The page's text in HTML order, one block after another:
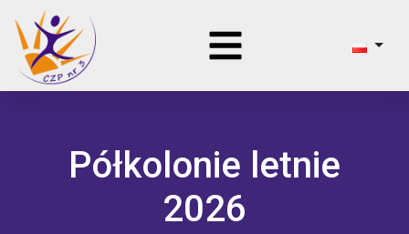
Półkolonie letnie
2026